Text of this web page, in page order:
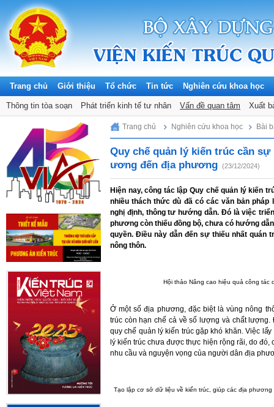
Trang chủ Giới thiệu Tổ chức Tin tức Nghiên cứu khoa học
Hội thảo khoa học Đề tài khoa học Tiêu chuẩn, quy chuẩn & Thiết kế
Thông tin tòa soạn Phát triển kinh tế tư nhân Vấn đề quan tâm Xuất
Saturday, 08/08/2026
Trang chủ Nghiên cứu khoa học Bài
Quy chế quản lý kiến trúc cần
ương đến địa phương (23/12/2024)
Hiện nay, công tác lập Quy chế quản lý kiến
nhiều thách thức dù đã có các văn bản
nghị định, thông tư hướng dẫn. Đó là việc
phương còn thiếu đồng bộ, chưa có hướng
quyền. Điều này dẫn đến sự thiếu nhất quán
nông thôn.
Hội thảo Nâng cao hiệu quả công tác
Ở một số địa phương, đặc biệt là vùng nông
trúc còn hạn chế cả về số lượng và chất
quy chế quản lý kiến trúc gặp khó khăn. Việc
lý kiến trúc chưa được thực hiện rộng rãi, do
nhu cầu và nguyện vọng của người dân địa
Tạo lập cơ sở dữ liệu về kiến trúc, giúp các địa